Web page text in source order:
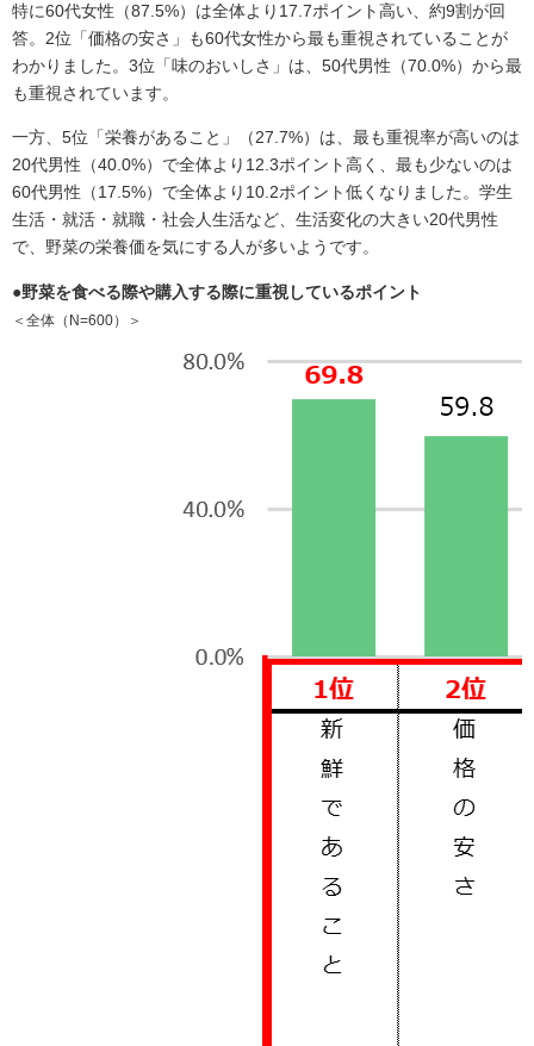
特に60代女性（87.5%）は全体より17.7ポイント高い、約9割が回
答。2位「価格の安さ」も60代女性から最も重視されていることが
わかりました。3位「味のおいしさ」は、50代男性（70.0%）から最
も重視されています。
一方、5位「栄養があること」（27.7%）は、最も重視率が高いのは
20代男性（40.0%）で全体より12.3ポイント高く、最も少ないのは
60代男性（17.5%）で全体より10.2ポイント低くなりました。学生
生活・就活・就職・社会人生活など、生活変化の大きい20代男性
で、野菜の栄養価を気にする人が多いようです。
●野菜を食べる際や購入する際に重視しているポイント
＜全体（N=600）＞